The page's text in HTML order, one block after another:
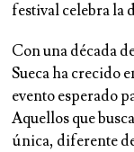
festival celebra la
Con una década
Sueca ha crecido
evento esperado
Aquellos que
única, diferente